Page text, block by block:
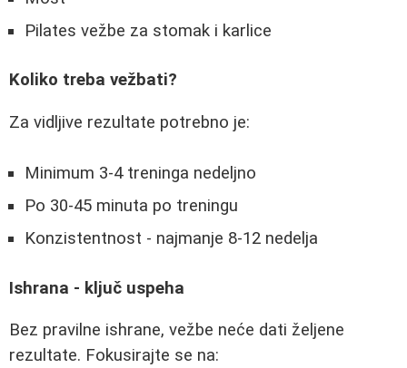
Pilates vežbe za stomak i karlice
Koliko treba vežbati?
Za vidljive rezultate potrebno je:
Minimum 3-4 treninga nedeljno
Po 30-45 minuta po treningu
Konzistentnost - najmanje 8-12 nedelja
Ishrana - ključ uspeha
Bez pravilne ishrane, vežbe neće dati željene
rezultate. Fokusirajte se na: